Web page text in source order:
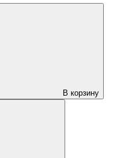
В корзину